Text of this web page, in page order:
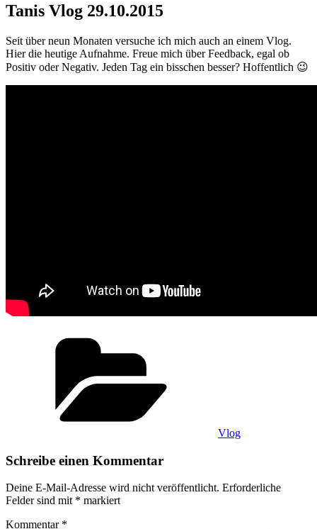
Tanis Vlog 29.10.2015
Seit über neun Monaten versuche ich mich auch an einem Vlog.
Hier die heutige Aufnahme. Freue mich über Feedback, egal ob
Positiv oder Negativ. Jeden Tag ein bisschen besser? Hoffentlich 😉
Vlog
Schreibe einen Kommentar
Deine E-Mail-Adresse wird nicht veröffentlicht. Erforderliche
Felder sind mit * markiert
Kommentar *